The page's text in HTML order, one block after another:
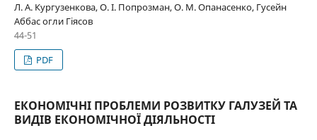
Л. А. Кургузенкова, О. І. Попрозман, О. М. Опанасенко, Гусейн
Аббас огли Гіясов
44-51
PDF
ЕКОНОМІЧНІ ПРОБЛЕМИ РОЗВИТКУ ГАЛУЗЕЙ ТА
ВИДІВ ЕКОНОМІЧНОЇ ДІЯЛЬНОСТІ